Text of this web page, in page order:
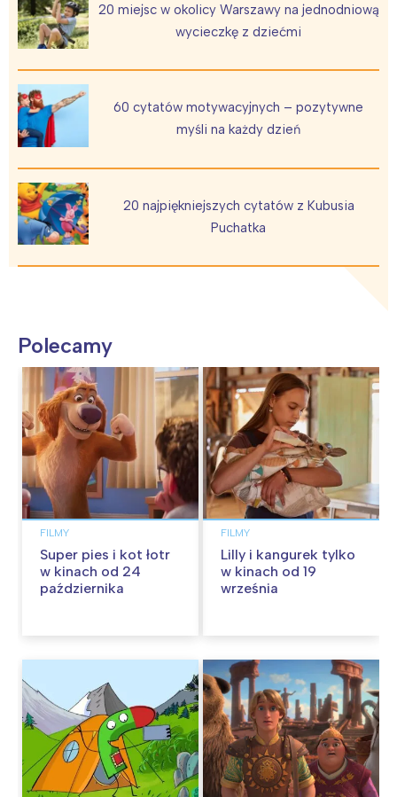
20 miejsc w okolicy Warszawy na jednodniową
wycieczkę z dziećmi
60 cytatów motywacyjnych – pozytywne
myśli na każdy dzień
20 najpiękniejszych cytatów z Kubusia
Puchatka
Polecamy
FILMY
Super pies i kot łotr
w kinach od 24
października
FILMY
Lilly i kangurek tylko
w kinach od 19
września